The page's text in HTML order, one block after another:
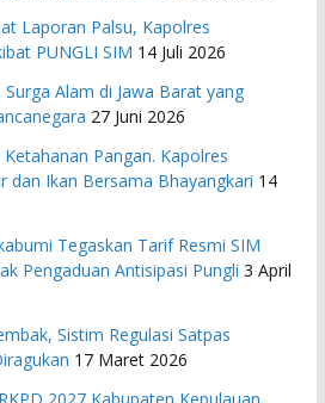
Laporan Palsu, Kapolres
PUNGLI SIM 14 Juli 2026
Alam di Jawa Barat yang
27 Juni 2026
Pangan. Kapolres
dan Ikan Bersama Bhayangkari 14
Tegaskan Tarif Resmi SIM
Pengaduan Antisipasi Pungli 3 April
Sistim Regulasi Satpas
17 Maret 2026
2027 ​Kabupaten Kepulauan